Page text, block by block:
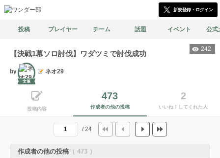
新規登録・ログイン
投稿 プレイヤー チーム 話題 イベント 公式
242
【決戦1幕ソロ討伐】ワダツミで討伐成功
by
文筆
ネオ29
投稿内容
473
作成者の他の投稿
2
いいね！してくれた人
/ 24
作成者の他の投稿 （ 473 ）